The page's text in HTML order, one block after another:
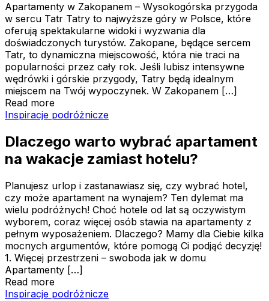
Apartamenty w Zakopanem – Wysokogórska przygoda
w sercu Tatr Tatry to najwyższe góry w Polsce, które
oferują spektakularne widoki i wyzwania dla
doświadczonych turystów. Zakopane, będące sercem
Tatr, to dynamiczna miejscowość, która nie traci na
popularności przez cały rok. Jeśli lubisz intensywne
wędrówki i górskie przygody, Tatry będą idealnym
miejscem na Twój wypoczynek. W Zakopanem […]
Read more
Dlaczego warto wybrać apartament na wakacje zamiast
Inspiracje podróżnicze
Dlaczego warto wybrać apartament
na wakacje zamiast hotelu?
Planujesz urlop i zastanawiasz się, czy wybrać hotel,
czy może apartament na wynajem? Ten dylemat ma
wielu podróżnych! Choć hotele od lat są oczywistym
wyborem, coraz więcej osób stawia na apartamenty z
pełnym wyposażeniem. Dlaczego? Mamy dla Ciebie kilka
mocnych argumentów, które pomogą Ci podjąć decyzję!
1. Więcej przestrzeni – swoboda jak w domu
Apartamenty […]
Read more
Odpoczynek nad Bałtykiem: Gdzie wynająć apartament
Inspiracje podróżnicze